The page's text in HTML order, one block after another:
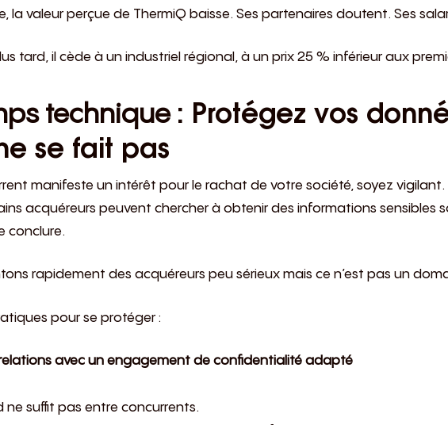
la valeur perçue de ThermiQ baisse. Ses partenaires doutent. Ses
tard, il cède à un industriel régional, à un prix 25 % inférieur aux
technique : Protégez vos
se fait pas
manifeste un intérêt pour le rachat de votre société, soyez
acquéreurs peuvent chercher à obtenir des informations sensibles
conclure.
rapidement des acquéreurs peu sérieux mais ce n’est pas un
pour se protéger :
relations avec un engagement de confidentialité adapté
ne suffit pas entre concurrents.